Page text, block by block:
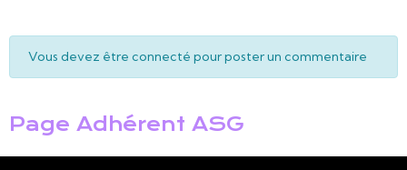
Vous devez être connecté pour poster un commentaire
Page Adhérent ASG